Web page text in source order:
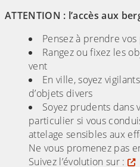
ATTENTION : l’accès aux
Pensez à prendre
Rangez ou fixez les
vent
En ville, soyez
d’objets divers
Soyez prudents dans
particulier si vous
attelage sensibles aux
Ne vous promenez pas
Suivez l’évolution sur :